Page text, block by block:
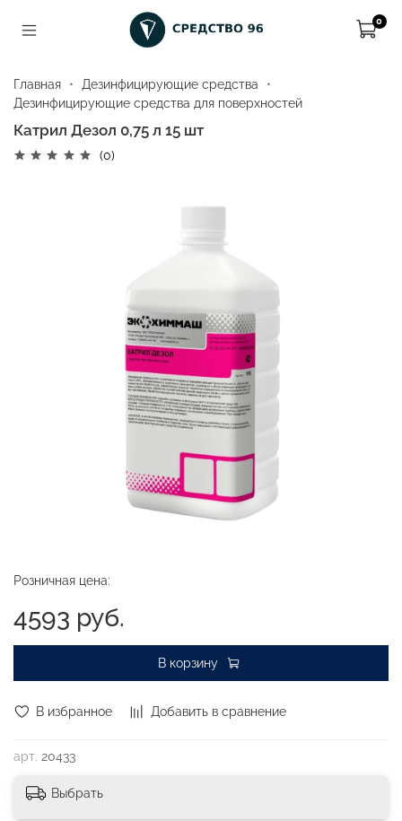
0
Главная
Дезинфицирующие средства
Дезинфицирующие средства для поверхностей
Катрил Дезол 0,75 л 15 шт
(0)
В избранное Добавить в сравнение
арт. 20433
Розничная цена:
4593 руб.
В корзину
Выбрать